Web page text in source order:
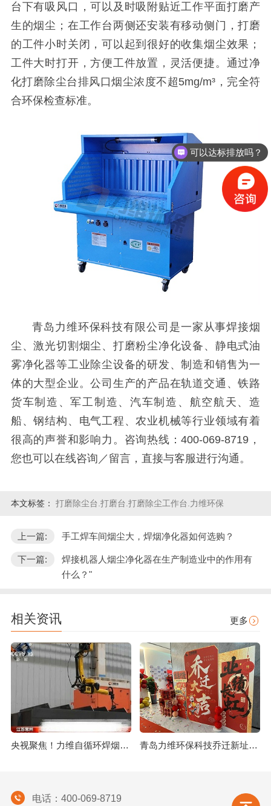
台下有吸风口，可以及时吸附贴近工作平面打磨产
生的烟尘；在工作台两侧还安装有移动侧门，打磨
的工件小时关闭，可以起到很好的收集烟尘效果；
工件大时打开，方便工件放置，灵活便捷。通过净
化打磨除尘台排风口烟尘浓度不超5mg/m³，完全符
合环保检查标准。
青岛力维环保科技有限公司是一家从事焊接烟
尘、激光切割烟尘、打磨粉尘净化设备、静电式油
雾净化器等工业除尘设备的研发、制造和销售为一
体的大型企业。公司生产的产品在轨道交通、铁路
货车制造、军工制造、汽车制造、航空航天、造
船、钢结构、电气工程、农业机械等行业领域有着
很高的声誉和影响力。咨询热线：400-069-8719，
您也可以在线咨询／留言，直接与客服进行沟通。
本文标签： 打磨除尘台.打磨台.打磨除尘工作台.力维环保
上一篇: 手工焊车间烟尘大，焊烟净化器如何选购？
下一篇:
焊接机器人烟尘净化器在生产制造业中的作用有
什么？"
相关资讯 更多
央视聚焦！力维自循环焊烟净化器助力变压器巨头打造绿色智造新标杆 青岛力维环保科技乔迁新址：启航绿色发展新征程
电话：400-069-8719
可以达标排放吗？